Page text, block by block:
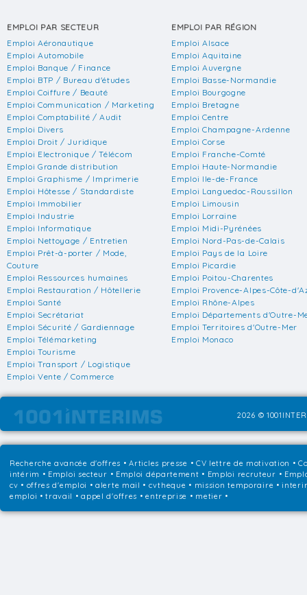
EMPLOI PAR SECTEUR
Emploi Aéronautique
Emploi Automobile
Emploi Banque / Finance
Emploi BTP / Bureau d'études
Emploi Coiffure / Beauté
Emploi Communication / Marketing
Emploi Comptabilité / Audit
Emploi Divers
Emploi Droit / Juridique
Emploi Electronique / Télécom
Emploi Grande distribution
Emploi Graphisme / Imprimerie
Emploi Hôtesse / Standardiste
Emploi Immobilier
Emploi Industrie
Emploi Informatique
Emploi Nettoyage / Entretien
Emploi Prêt-à-porter / Mode,
Couture
Emploi Ressources humaines
Emploi Restauration / Hôtellerie
Emploi Santé
Emploi Secrétariat
Emploi Sécurité / Gardiennage
Emploi Télémarketing
Emploi Tourisme
Emploi Transport / Logistique
Emploi Vente / Commerce
EMPLOI PAR RÉGION
Emploi Alsace
Emploi Aquitaine
Emploi Auvergne
Emploi Basse-Normandie
Emploi Bourgogne
Emploi Bretagne
Emploi Centre
Emploi Champagne-Ardenne
Emploi Corse
Emploi Franche-Comté
Emploi Haute-Normandie
Emploi Ile-de-France
Emploi Languedoc-Roussillon
Emploi Limousin
Emploi Lorraine
Emploi Midi-Pyrénées
Emploi Nord-Pas-de-Calais
Emploi Pays de la Loire
Emploi Picardie
Emploi Poitou-Charentes
Emploi Provence-Alpes-Côte-
Emploi Rhône-Alpes
Emploi Départements d'Outre-
Emploi Territoires d'Outre-Mer
Emploi Monaco
2026 ©
Recherche avancée d'offres •Articles presse • CV lettre de motivation •
intérim • Emploi secteur • Emploi département • Emploi recruteur •
cv • offres d'emploi • alerte mail • cvtheque • mission temporaire •
emploi • travail • appel d'offres • entreprise • metier •